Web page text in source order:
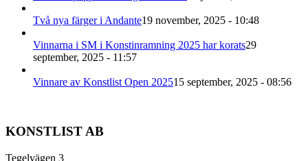
Två nya färger i Andante19 november, 2025 - 10:48
Vinnarna i SM i Konstinramning 2025 har korats29
september, 2025 - 11:57
Vinnare av Konstlist Open 202515 september, 2025 - 08:56
KONSTLIST AB
Tegelvägen 3